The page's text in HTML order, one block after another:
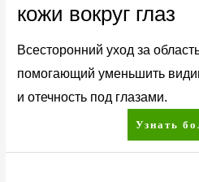
кожи вокруг глаз
Всесторонний уход за
помогающий уменьшить
и отечность под глазами.
Узнать